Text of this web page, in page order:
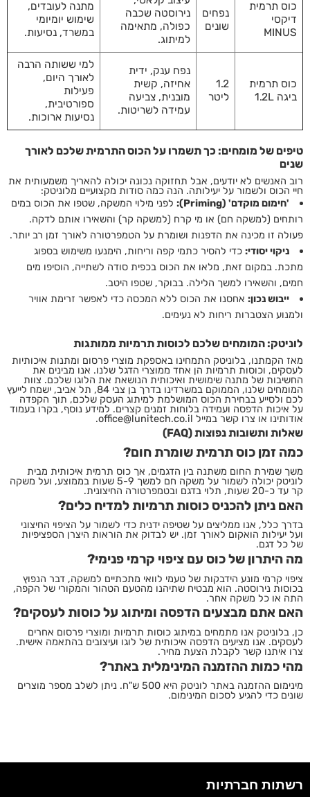
כוס תרמית
דיקסי
MINUS
נפחים
שונים
נירוסטה שכבה
כפולה, מתאימה
למיתוג.
מתנה לעובדים,
שימוש יומיומי
במשרד, נסיעות.
כוס תרמית
ביגה 1.2L
1.2
ליטר
נפח ענק, ידית
אחיזה, קשית
מובנית, צביעה
עמידה לשריטות.
למי ששותה הרבה
לאורך היום,
פעילות
ספורטיבית,
נסיעות ארוכות.
טיפים של מומחים: כך תשמרו על הכוס התרמית שלכם לאורך
שנים
רוב האנשים לא יודעים, אבל תחזוקה נכונה יכולה להאריך משמעותית את
חיי הכוס ולשמור על יעילותה. הנה כמה סודות מקצועיים מלוניטק:
'חימום מוקדם' (Priming):
לפני מילוי המשקה, שטפו את הכוס במים
רותחים (למשקה חם) או מי קרח (למשקה קר) והשאירו אותם לדקה.
פעולה זו מכינה את הדפנות ושומרת על הטמפרטורה לאורך זמן רב יותר.
ניקוי יסודי: כדי להסיר כתמי קפה וריחות, הימנעו משימוש בספוג
מתכת. במקום זאת, מלאו את הכוס בכפית סודה לשתייה, הוסיפו מים
חמים, והשאירו למשך הלילה. בבוקר, שטפו היטב.
ייבוש נכון: אחסנו את הכוס ללא המכסה כדי לאפשר זרימת אוויר
ולמנוע הצטברות ריחות לא נעימים.
לוניטק: המומחים שלכם לכוסות תרמיות ממותגות
מאז הקמתנו, בלוניטק התמחינו באספקת מוצרי פרסום ומתנות איכותיות
לעסקים, וכוסות תרמיות הן אחד ממוצרי הדגל שלנו. אנו מבינים את
החשיבות של מתנה שימושית ואיכותית הנושאת את הלוגו שלכם. צוות
המומחים שלנו, הממוקם במשרדינו בדרך בן צבי 84, תל אביב, ישמח לייעץ
לכם ולסייע בבחירת הכוס המושלמת למיתוג העסק שלכם, תוך הקפדה
על איכות הדפסה ועמידה בלוחות זמנים קצרים. למידע נוסף, בקרו בעמוד
אודותינו או צרו קשר במייל office@lunitech.co.il
.
שאלות ותשובות נפוצות (FAQ)
כמה זמן כוס תרמית שומרת חום?
משך שמירת החום משתנה בין הדגמים, אך כוס תרמית איכותית מבית
לוניטק יכולה לשמור על משקה חם למשך 5-9 שעות בממוצע, ועל משקה
קר עד כ-20 שעות, תלוי בדגם ובטמפרטורה החיצונית.
האם ניתן להכניס כוסות תרמיות למדיח כלים?
בדרך כלל, אנו ממליצים על שטיפה ידנית כדי לשמור על הציפוי החיצוני
ועל יעילות הואקום לאורך זמן. יש לבדוק את הוראות היצרן הספציפיות
של כל דגם.
מה היתרון של כוס עם ציפוי קרמי פנימי?
ציפוי קרמי מונע הידבקות של טעמי לוואי מתכתיים למשקה, דבר הנפוץ
בכוסות נירוסטה. הוא מבטיח שתיהנו מהטעם הטהור והמקורי של הקפה,
התה או כל משקה אחר.
האם אתם מבצעים הדפסה ומיתוג על כוסות לעסקים?
כן, בלוניטק אנו מתמחים במיתוג כוסות תרמיות ומוצרי פרסום אחרים
לעסקים. אנו מציעים הדפסה איכותית של לוגו ועיצובים בהתאמה אישית.
צרו איתנו קשר לקבלת הצעת מחיר.
מהי כמות ההזמנה המינימלית באתר?
מינימום ההזמנה באתר לוניטק היא 500 ש"ח. ניתן לשלב מספר מוצרים
שונים כדי להגיע לסכום המינימום.
רשתות חברתיות